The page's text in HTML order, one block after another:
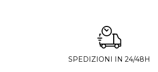
SPEDIZIONI IN 24/48H